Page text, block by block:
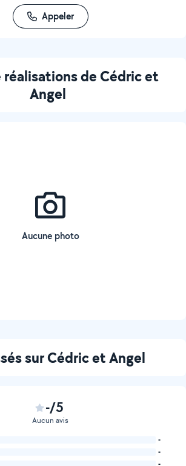
Appeler
réalisations de Cédric et
Angel
Aucune photo
sur Cédric et Angel
-/5
Aucun avis
-
-
-